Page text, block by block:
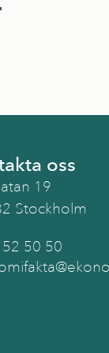
oss
19
Stockholm
50 50